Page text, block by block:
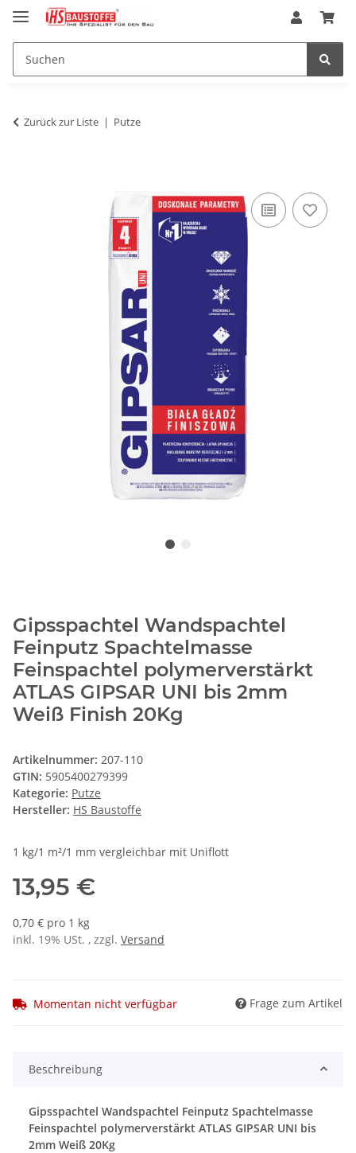
Zurück zur Liste Putze
Gipsspachtel Wandspachtel
Feinputz Spachtelmasse
Feinspachtel polymerverstärkt
ATLAS GIPSAR UNI bis 2mm
Weiß Finish 20Kg
Artikelnummer: 207-110
GTIN: 5905400279399
Kategorie: Putze
Hersteller: HS Baustoffe
1 kg/1 m²/1 mm vergleichbar mit Uniflott
13,95 €
0,70 € pro 1 kg
inkl. 19% USt. , zzgl. Versand
Momentan nicht verfügbar Frage zum Artikel
Beschreibung
Gipsspachtel Wandspachtel Feinputz Spachtelmasse
Feinspachtel polymerverstärkt ATLAS GIPSAR UNI bis
2mm Weiß 20Kg